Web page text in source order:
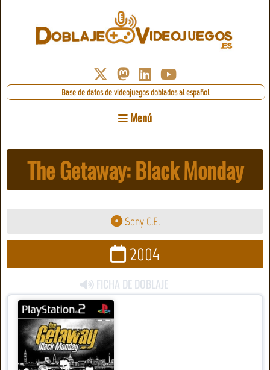
Base de datos de videojuegos doblados al español
Menú
The Getaway: Black Monday
Sony C.E.
2004
FICHA DE DOBLAJE